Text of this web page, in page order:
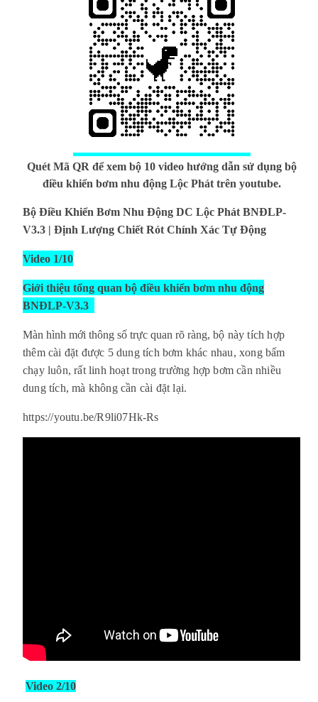
Quét Mã QR để xem bộ 10 video hướng dẫn sử dụng bộ
điều khiển bơm nhu động Lộc Phát trên youtube.
Bộ Điều Khiển Bơm Nhu Động DC Lộc Phát BNĐLP-
V3.3 | Định Lượng Chiết Rót Chính Xác Tự Động
Video 1/10
Giới thiệu tổng quan bộ điều khiển bơm nhu động
BNĐLP-V3.3
Màn hình mới thông số trực quan rõ ràng, bộ này tích hợp
thêm cài đặt được 5 dung tích bơm khác nhau, xong bấm
chạy luôn, rất linh hoạt trong trường hợp bơm cần nhiều
dung tích, mà không cần cài đặt lại.
https://youtu.be/R9li07Hk-Rs
Video 2/10